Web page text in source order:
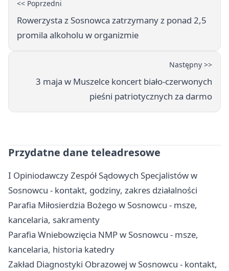
<< Poprzedni
Rowerzysta z Sosnowca zatrzymany z ponad 2,5
promila alkoholu w organizmie
Następny >>
3 maja w Muszelce koncert biało-czerwonych
pieśni patriotycznych za darmo
Przydatne dane teleadresowe
I Opiniodawczy Zespół Sądowych Specjalistów w
Sosnowcu - kontakt, godziny, zakres działalności
Parafia Miłosierdzia Bożego w Sosnowcu - msze,
kancelaria, sakramenty
Parafia Wniebowzięcia NMP w Sosnowcu - msze,
kancelaria, historia katedry
Zakład Diagnostyki Obrazowej w Sosnowcu - kontakt,